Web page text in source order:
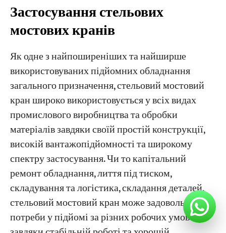
Застосування стельових
мостових кранів
Як одне з найпоширеніших та найширше
використовуваних підйомних обладнання
загального призначення, стельовий мостовий
кран широко використовується у всіх видах
промислового виробництва та обробки
матеріалів завдяки своїй простій конструкції,
високій вантажопідйомності та широкому
спектру застосування. Чи то капітальний
ремонт обладнання, лиття під тиском,
складування та логістика, складання деталей,
стельовий мостовий кран може задовольнити
потреби у підйомі за різних робочих умов